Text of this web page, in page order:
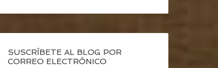
SUSCRÍBETE AL BLOG POR
CORREO ELECTRÓNICO